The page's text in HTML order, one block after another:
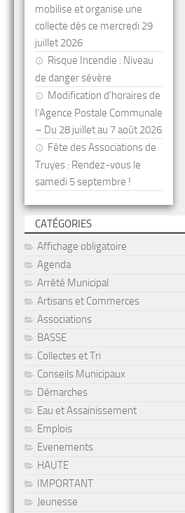
mobilise et organise une
collecte dès ce mercredi 29
juillet 2026
Risque Incendie : Niveau
de danger sévère
Modification d’horaires de
l’Agence Postale Communale
– Du 28 juillet au 7 août 2026
Fête des Associations de
Truyes : Rendez-vous le
samedi 5 septembre !
CATÉGORIES
Affichage obligatoire
Agenda
Arrêté Municipal
Artisans et Commerces
Associations
BASSE
Collectes et Tri
Conseils Municipaux
Démarches
Eau et Assainissement
Emplois
Evenements
HAUTE
IMPORTANT
Jeunesse